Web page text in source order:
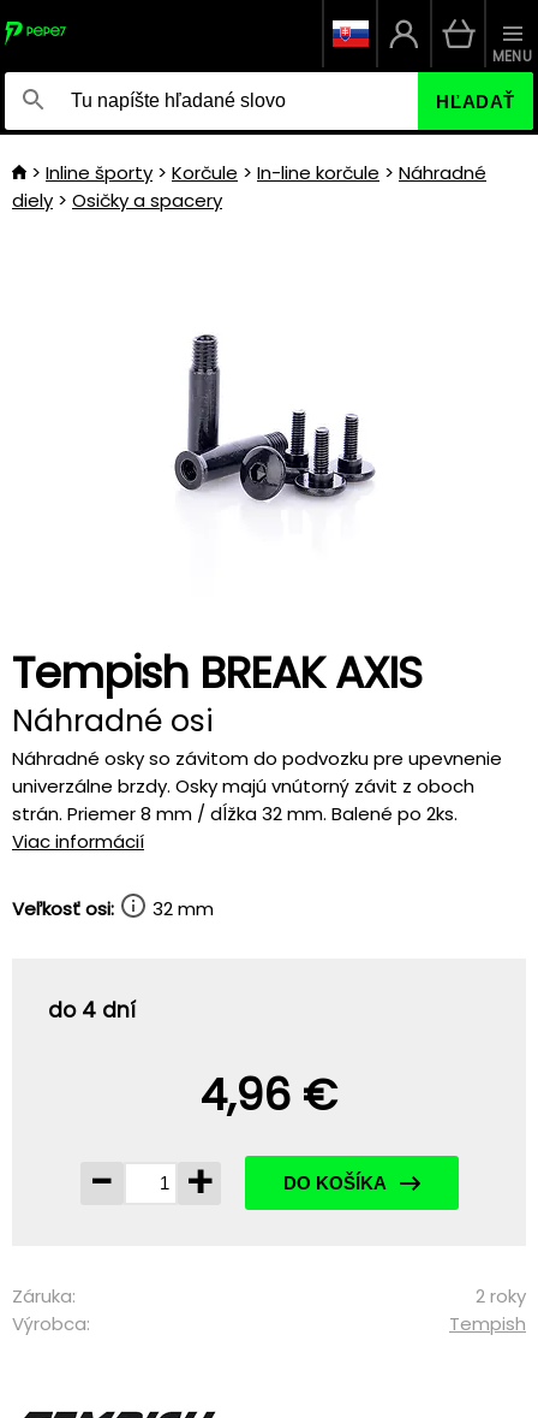
HĽADAŤ
MENU
Inline športy Korčule In-line korčule
Náhradné
diely
Osičky a spacery
Tempish BREAK AXIS
Náhradné osi
Náhradné osky so závitom do podvozku pre upevnenie
univerzálne brzdy. Osky majú vnútorný závit z oboch
strán. Priemer 8 mm / dĺžka 32 mm. Balené po 2ks.
Viac informácií
Veľkosť osi: 32 mm
do 4 dní
4,96 €
-
+ DO KOŠÍKA
Záruka:
2 roky
Výrobca:
Tempish